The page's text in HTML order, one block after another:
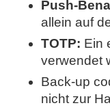
Push-
allein auf
TOTP: Ein
verwendet
Back-up
nicht zur